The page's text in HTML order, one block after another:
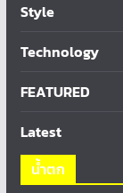
Style
Technology
FEATURED
Latest
น้ำตก